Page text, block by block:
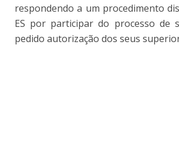
respondendo a um procedimento
ES por participar do processo de
pedido autorização dos seus